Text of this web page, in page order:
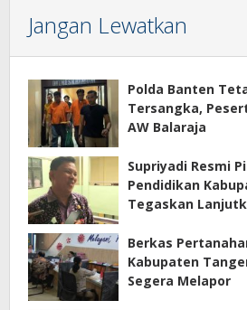
Jangan Lewatkan
Polda Banten
Tersangka,
AW Balaraja
Supriyadi Resmi
Pendidikan
Tegaskan
Berkas
Kabupaten
Segera Melapor